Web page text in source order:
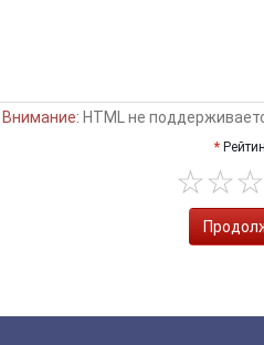
Внимание: HTML не